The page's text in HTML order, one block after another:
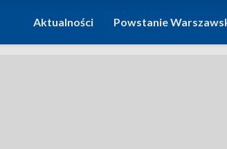
Aktualności Powstanie